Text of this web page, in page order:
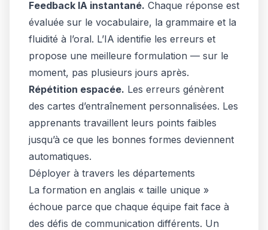
Feedback IA instantané. Chaque réponse est
évaluée sur le vocabulaire, la grammaire et la
fluidité à l’oral. L’IA identifie les erreurs et
propose une meilleure formulation — sur le
moment, pas plusieurs jours après.
Répétition espacée. Les erreurs génèrent
des cartes d’entraînement personnalisées. Les
apprenants travaillent leurs points faibles
jusqu’à ce que les bonnes formes deviennent
automatiques.
Déployer à travers les départements
La formation en anglais « taille unique »
échoue parce que chaque équipe fait face à
des défis de communication différents. Un